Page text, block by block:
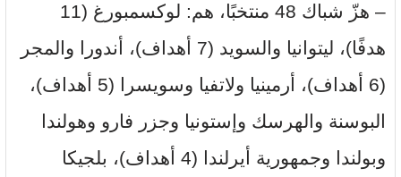
– هزّ شباك 48 منتخبًا، هم: لوكسمبورغ (11
هدفًا)، ليتوانيا والسويد (7 أهداف)، أندورا والمجر
(6 أهداف)، أرمينيا ولاتفيا وسويسرا (5 أهداف)،
البوسنة والهرسك وإستونيا وجزر فارو وهولندا
وبولندا وجمهورية أيرلندا (4 أهداف)، بلجيكا